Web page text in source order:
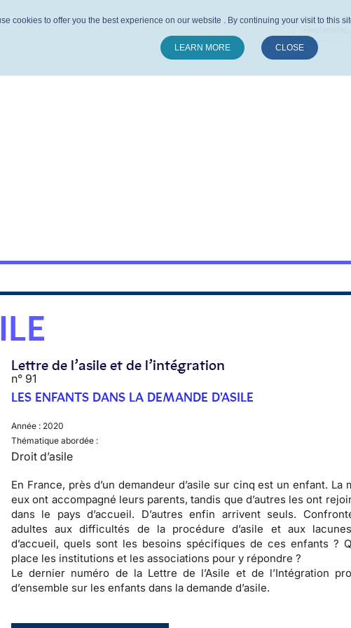
Lettre de l’asile et de l’intégration
n° 91
LES ENFANTS DANS LA DEMANDE D'ASILE
Année : 2020
Thématique abordée :
Droit d’asile
En France, près d’un demandeur d’asile sur cinq est un enfant. La
eux ont accompagné leurs parents, tandis que d’autres les ont
dans le pays d’accueil. D’autres enfin arrivent seuls.
adultes aux difficultés de la procédure d’asile et aux
d’accueil, quels sont les besoins spécifiques de ces enfants ?
place les institutions et les associations pour y répondre ?
Le dernier numéro de la Lettre de l’Asile et de l’Intégration
d’ensemble sur les enfants dans la demande d’asile.
cookies to offer you the best experience on our website . By continuing your visit to this
LEARN MORE CLOSE